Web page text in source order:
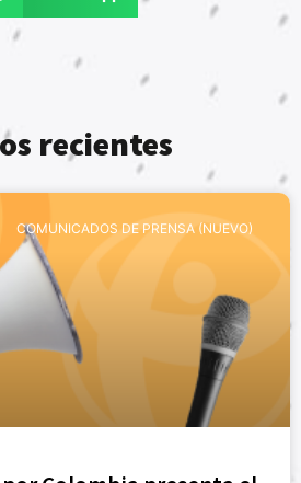
recientes
COMUNICADOS DE PRENSA (NUEVO)